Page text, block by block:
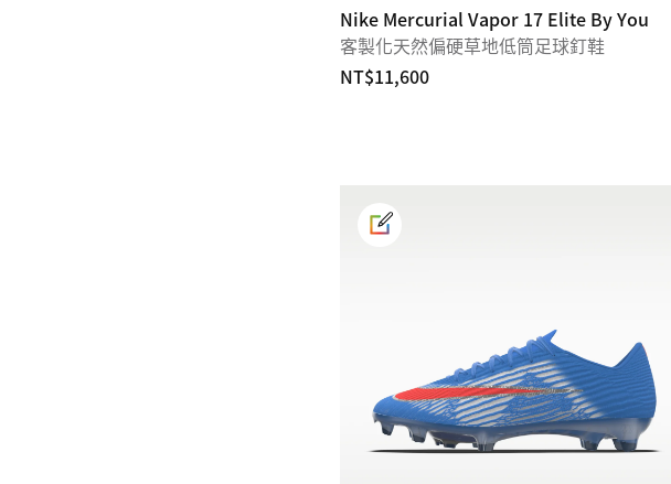
Nike Mercurial Vapor 17 Elite By You
客製化天然偏硬草地低筒足球釘鞋
NT$11,600